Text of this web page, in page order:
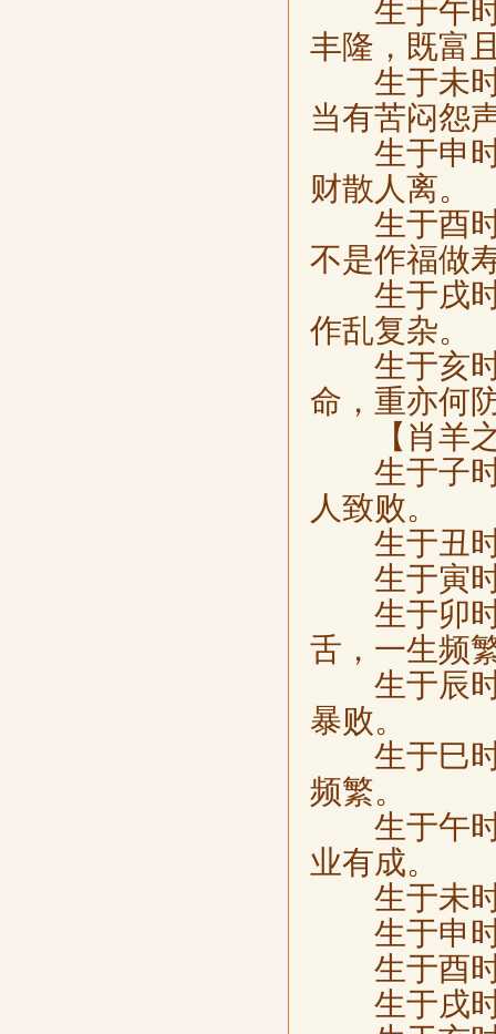
生于午时
丰隆，既富
生于未时
当有苦闷怨
生于申时
财散人离。
生于酉时
不是作福做
生于戌时
作乱复杂。
生于亥时
命，重亦何
【肖羊之
生于子时
人致败。
生于丑时
生于寅时
生于卯时
舌，一生频
生于辰时
暴败。
生于巳时
频繁。
生于午时
业有成。
生于未时
生于申时
生于酉时
生于戌时